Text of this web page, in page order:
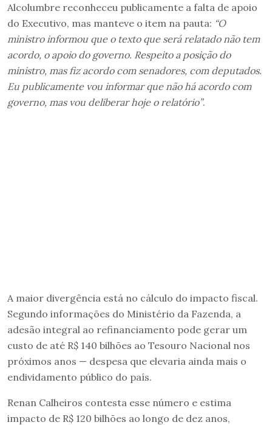
Alcolumbre reconheceu publicamente a falta de apoio
do Executivo, mas manteve o item na pauta: “O
ministro informou que o texto que será relatado não tem
acordo, o apoio do governo. Respeito a posição do
ministro, mas fiz acordo com senadores, com deputados.
Eu publicamente vou informar que não há acordo com
governo, mas vou deliberar hoje o relatório”.
A maior divergência está no cálculo do impacto fiscal.
Segundo informações do Ministério da Fazenda, a
adesão integral ao refinanciamento pode gerar um
custo de até R$ 140 bilhões ao Tesouro Nacional nos
próximos anos — despesa que elevaria ainda mais o
endividamento público do país.
Renan Calheiros contesta esse número e estima
impacto de R$ 120 bilhões ao longo de dez anos,